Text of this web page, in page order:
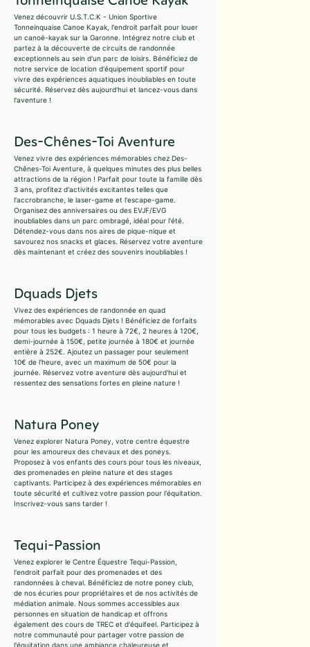
Venez découvrir U.S.T.C.K - Union Sportive
Tonneinquaise Canoe Kayak, l'endroit parfait pour louer
un canoë-kayak sur la Garonne. Intégrez notre club et
partez à la découverte de circuits de randonnée
exceptionnels au sein d'un parc de loisirs. Bénéficiez de
notre service de location d'équipement sportif pour
vivre des expériences aquatiques inoubliables en toute
sécurité. Réservez dès aujourd'hui et lancez-vous dans
l'aventure !
Des-Chênes-Toi Aventure
Venez vivre des expériences mémorables chez Des-
Chênes-Toi Aventure, à quelques minutes des plus belles
attractions de la région ! Parfait pour toute la famille dès
3 ans, profitez d'activités excitantes telles que
l'accrobranche, le laser-game et l'escape-game.
Organisez des anniversaires ou des EVJF/EVG
inoubliables dans un parc ombragé, idéal pour l'été.
Détendez-vous dans nos aires de pique-nique et
savourez nos snacks et glaces. Réservez votre aventure
dès maintenant et créez des souvenirs inoubliables !
Dquads Djets
Vivez des expériences de randonnée en quad
mémorables avec Dquads Djets ! Bénéficiez de forfaits
pour tous les budgets : 1 heure à 72€, 2 heures à 120€,
demi-journée à 150€, petite journée à 180€ et journée
entière à 252€. Ajoutez un passager pour seulement
10€ de l'heure, avec un maximum de 50€ pour la
journée. Réservez votre aventure dès aujourd'hui et
ressentez des sensations fortes en pleine nature !
Natura Poney
Venez explorer Natura Poney, votre centre équestre
pour les amoureux des chevaux et des poneys.
Proposez à vos enfants des cours pour tous les niveaux,
des promenades en pleine nature et des stages
captivants. Participez à des expériences mémorables en
toute sécurité et cultivez votre passion pour l'équitation.
Inscrivez-vous sans tarder !
Tequi-Passion
Venez explorer le Centre Équestre Tequi-Passion,
l'endroit parfait pour des promenades et des
randonnées à cheval. Bénéficiez de notre poney club,
de nos écuries pour propriétaires et de nos activités de
médiation animale. Nous sommes accessibles aux
personnes en situation de handicap et offrons
également des cours de TREC et d'équifeel. Participez à
notre communauté pour partager votre passion de
l'équitation dans une ambiance chaleureuse et